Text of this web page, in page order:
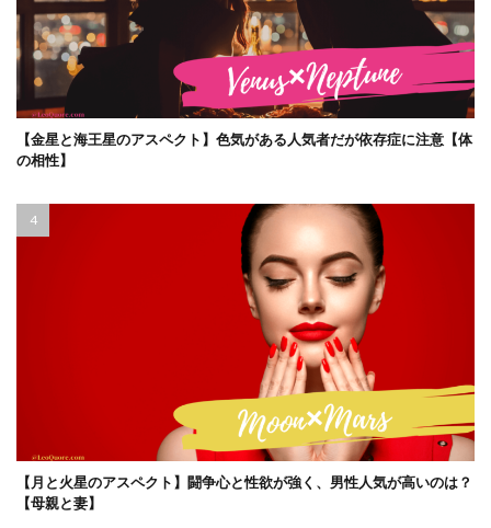
【金星と海王星のアスペクト】色気がある人気者だが依存症に注意【体
の相性】
【月と火星のアスペクト】闘争心と性欲が強く、男性人気が高いのは？
【母親と妻】